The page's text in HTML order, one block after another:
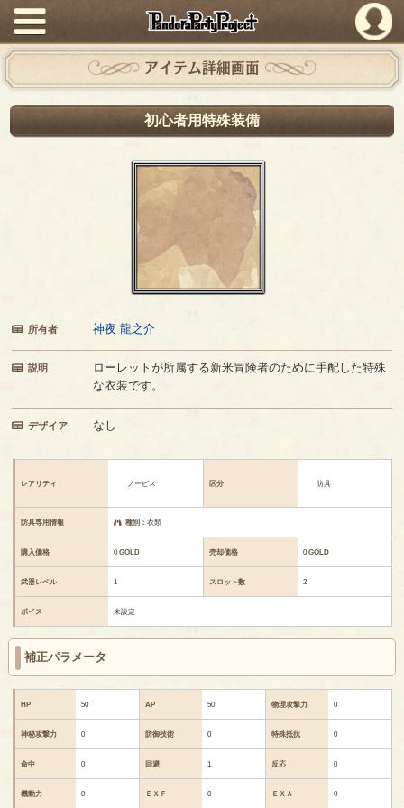
PandoraPartyProject
アイテム詳細画面
初心者用特殊装備
所有者 神夜 龍之介
説明
ローレットが所属する新米冒険者のために手配した特殊
な衣装です。
デザイア なし
レアリティ ノービス 区分 防具
防具専用情報 種別：衣類
購入価格 0GOLD 売却価格 0GOLD
武器レベル 1 スロット数 2
ボイス 未設定
補正パラメータ
HP 50 AP 50 物理攻撃力 0
神秘攻撃力 0 防御技術 0 特殊抵抗 0
命中 0 回避 1 反応 0
機動力 0 ＥＸＦ 0 ＥＸＡ 0